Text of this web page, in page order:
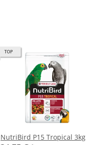
TOP
NutriBird P15 Tropical 3kg